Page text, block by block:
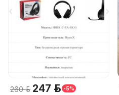
260 р. 247 р. -5%